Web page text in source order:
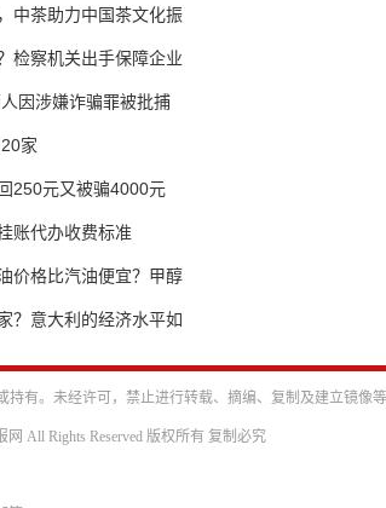
中茶助力中国茶文化振
检察机关出手保障企业
因涉嫌诈骗罪被批捕
家
250元又被骗4000元
账代办收费标准
价格比汽油便宜？甲醇
？意大利的经济水平如
有。未经许可，禁止进行转载、摘编、复制及建立镜像等
All Rights Reserved 版权所有 复制必究